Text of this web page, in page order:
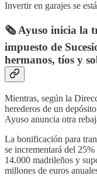
Invertir en garajes se
🗞️ Ayuso inicia la
impuesto de
hermanos, tíos y
Mientras, según la
herederos de un
Ayuso anuncia otra
La bonificación para
se incrementará del
14.000 madrileños y
millones de euros